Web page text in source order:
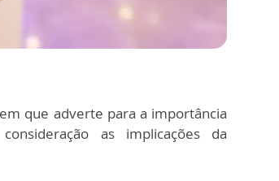
que adverte para a importância
as implicações da